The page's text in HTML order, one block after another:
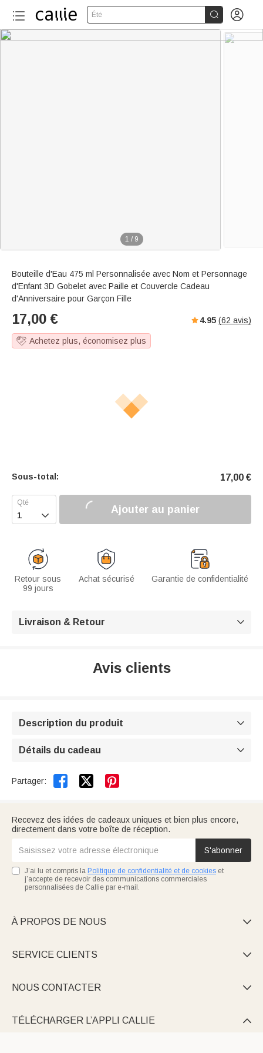
Été  
1 / 9
Bouteille d'Eau 475 ml Personnalisée avec Nom et Personnage
d'Enfant 3D Gobelet avec Paille et Couvercle Cadeau
d'Anniversaire pour Garçon Fille
17,00 € 4.95 (62 avis)
Achetez plus, économisez plus
Sous-total: 17,00 €
 Ajouter au panier
Retour sous
99 jours
Achat sécurisé Garantie de confidentialité
Livraison & Retour 
Avis clients
Description du produit 
Détails du cadeau 
Partager:  
Recevez des idées de cadeaux uniques et bien plus encore,
directement dans votre boîte de réception.
S'abonner
J’ai lu et compris la Politique de confidentialité et de cookies et
j’accepte de recevoir des communications commerciales
personnalisées de Callie par e-mail.
À PROPOS DE NOUS 
SERVICE CLIENTS 
NOUS CONTACTER 
TÉLÉCHARGER L’APPLI CALLIE 